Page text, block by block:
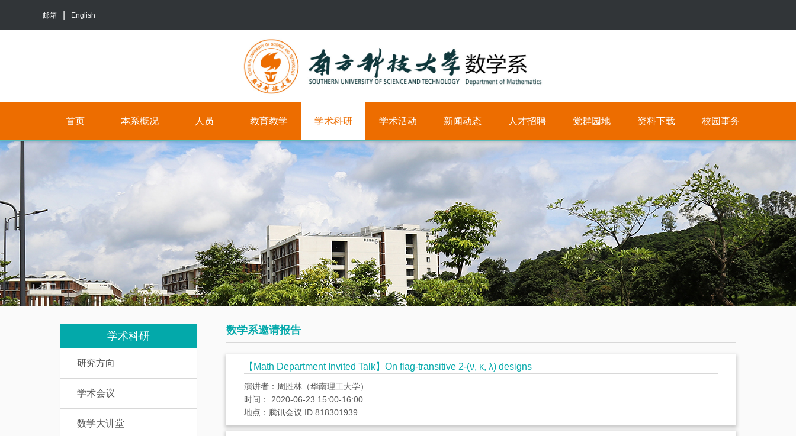
邮箱 English
首页 本系概况
我
们
人员
人
人
员
教
生
教育教学
本
科
研
究
生
养
学
基
础
学术科研
研
方
会
议
学
大
堂
数
学术活动
学
间
轴
学
术
日
往
期
新闻动态 人才招聘
学
职
位
博
士
员
工
党群园地 资料下载
私
有
数
学
系
校园事务
人
才
招
聘
网
上
服
学术科研
研究方向
学术会议
数学大讲堂
数学系邀请报告
【Math Department Invited Talk】On flag-transitive 2-(ν, κ, λ) designs
演讲者：周胜林（华南理工大学）
时间： 2020-06-23 15:00-16:00
地点：腾讯会议 ID 818301939